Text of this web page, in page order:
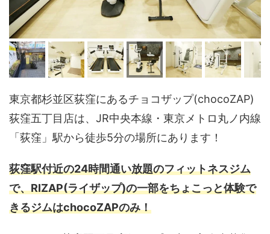
東京都杉並区荻窪にあるチョコザップ(chocoZAP)
荻窪五丁目店は、JR中央本線・東京メトロ丸ノ内線
「荻窪」駅から徒歩5分の場所にあります！
荻窪駅付近の24時間通い放題のフィットネスジム
で、RIZAP(ライザップ)の一部をちょこっと体験で
きるジムはchocoZAPのみ！